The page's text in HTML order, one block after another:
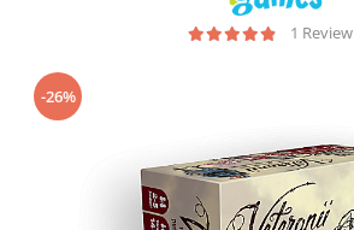
Jocuri pentru toata familia
Jocuri pentru copii
Puzzle-uri logice
Jocuri cu miniaturi
1 Review
-26%